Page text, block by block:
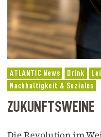
ATLANTIC News Drink
Nachhaltigkeit & Soziales
ZUKUNFTSWEINE